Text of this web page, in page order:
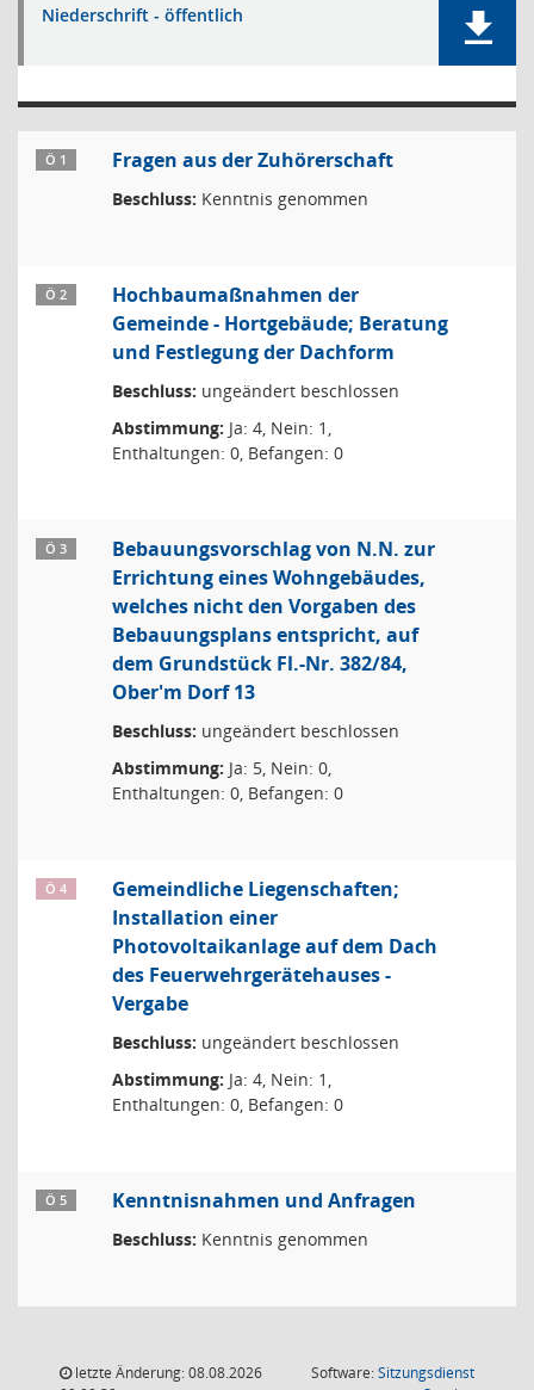
Niederschrift - öffentlich
Ö 1 Fragen aus der Zuhörerschaft
Beschluss: Kenntnis genommen
Ö 2
Hochbaumaßnahmen der
Gemeinde - Hortgebäude; Beratung
und Festlegung der Dachform
Beschluss: ungeändert beschlossen
Abstimmung: Ja: 4, Nein: 1,
Enthaltungen: 0, Befangen: 0
Ö 3
Bebauungsvorschlag von N.N. zur
Errichtung eines Wohngebäudes,
welches nicht den Vorgaben des
Bebauungsplans entspricht, auf
dem Grundstück Fl.-Nr. 382/84,
Ober'm Dorf 13
Beschluss: ungeändert beschlossen
Abstimmung: Ja: 5, Nein: 0,
Enthaltungen: 0, Befangen: 0
Ö 4
Gemeindliche Liegenschaften;
Installation einer
Photovoltaikanlage auf dem Dach
des Feuerwehrgerätehauses -
Vergabe
Beschluss: ungeändert beschlossen
Abstimmung: Ja: 4, Nein: 1,
Enthaltungen: 0, Befangen: 0
Ö 5 Kenntnisnahmen und Anfragen
Beschluss: Kenntnis genommen
letzte Änderung: 08.08.2026
Software:Sitzungsdienst